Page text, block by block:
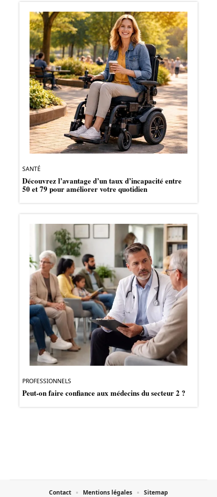
SANTÉ
Découvrez l’avantage d’un taux d’incapacité entre
50 et 79 pour améliorer votre quotidien
PROFESSIONNELS
Peut-on faire confiance aux médecins du secteur 2 ?
Contact Mentions légales Sitemap